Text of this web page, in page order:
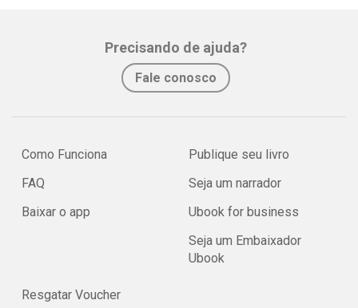
Precisando de ajuda?
Fale conosco
Como Funciona
FAQ
Baixar o app
Publique seu livro
Seja um narrador
Ubook for business
Seja um Embaixador
Ubook
Resgatar Voucher